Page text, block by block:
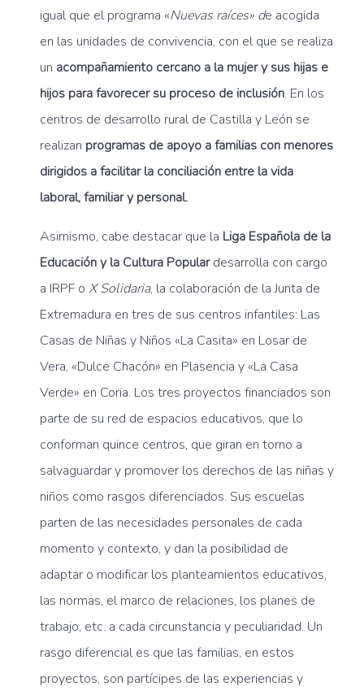
igual que el programa «Nuevas raíces» de acogida
en las unidades de convivencia, con el que se realiza
un acompañamiento cercano a la mujer y sus hijas e
hijos para favorecer su proceso de inclusión. En los
centros de desarrollo rural de Castilla y León se
realizan programas de apoyo a familias con menores
dirigidos a facilitar la conciliación entre la vida
laboral, familiar y personal.
Asimismo, cabe destacar que la Liga Española de la
Educación y la Cultura Populardesarrolla con cargo
a IRPF o X Solidaria, la colaboración de la Junta de
Extremadura en tres de sus centros infantiles: Las
Casas de Niñas y Niños «La Casita» en Losar de
Vera, «Dulce Chacón» en Plasencia y «La Casa
Verde» en Coria. Los tres proyectos financiados son
parte de su red de espacios educativos, que lo
conforman quince centros, que giran en torno a
salvaguardar y promover los derechos de las niñas y
niños como rasgos diferenciados. Sus escuelas
parten de las necesidades personales de cada
momento y contexto, y dan la posibilidad de
adaptar o modificar los planteamientos educativos,
las normas, el marco de relaciones, los planes de
trabajo, etc. a cada circunstancia y peculiaridad. Un
rasgo diferencial es que las familias, en estos
proyectos, son partícipes de las experiencias y